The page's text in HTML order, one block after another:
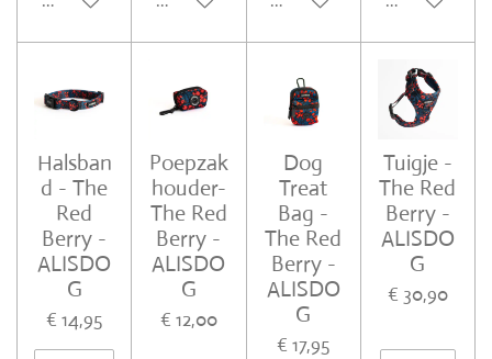
Halsban
d - The
Red
Berry -
ALISDO
G
€ 14,95
Poepzak
houder-
The Red
Berry -
ALISDO
G
€ 12,00
Dog
Treat
Bag -
The Red
Berry -
ALISDO
G
€ 17,95
Tuigje -
The Red
Berry -
ALISDO
G
€ 30,90